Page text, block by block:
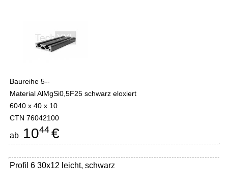
Baureihe 5--
Material AlMgSi0,5F25 schwarz eloxiert
6040 x 40 x 10
CTN 76042100
ab 1044 €
Profil 6 30x12 leicht, schwarz